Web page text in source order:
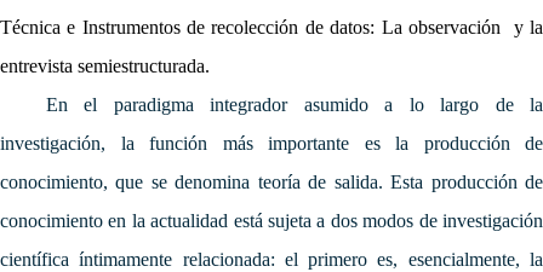
Técnica e Instrumentos de recolección de datos: La observación y la
entrevista semiestructurada.
En el paradigma integrador asumido a lo largo de la
investigación, la función más importante es la producción de
conocimiento, que se denomina teoría de salida. Esta producción de
conocimiento en la actualidad está sujeta a dos modos de investigación
científica íntimamente relacionada: el primero es, esencialmente, la